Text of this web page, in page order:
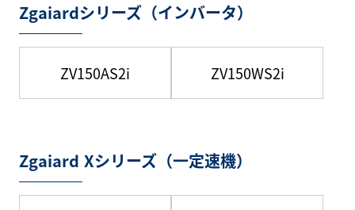
Zgaiardシリーズ（インバータ）
ZV150AS2i ZV150WS2i
Zgaiard Xシリーズ（一定速機）